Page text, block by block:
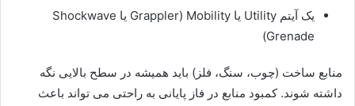
یک آیتم Utility یا Mobility (Grappler یا Shockwave
Grenade)
منابع ساخت (چوب، سنگ، فلز) باید همیشه در سطح بالایی نگه
داشته شوند. کمبود منابع در فاز پایانی به راحتی می تواند باعث